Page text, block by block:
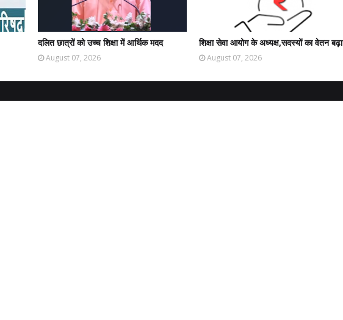
दलित छात्रों को उच्च शिक्षा में आर्थिक मदद
August 07, 2026
शिक्षा सेवा आयोग के अध्यक्ष,सदस्यों का वेतन बढ़ा
August 07, 2026